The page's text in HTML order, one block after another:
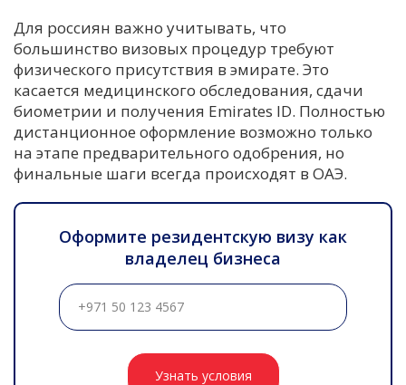
Для россиян важно учитывать, что
большинство визовых процедур требуют
физического присутствия в эмирате. Это
касается медицинского обследования, сдачи
биометрии и получения Emirates ID. Полностью
дистанционное оформление возможно только
на этапе предварительного одобрения, но
финальные шаги всегда происходят в ОАЭ.
Оформите резидентскую визу как
владелец бизнеса
Узнать условия